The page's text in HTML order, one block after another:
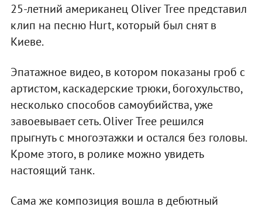
25-летний американец Oliver Tree представил
клип на песню Hurt, который был снят в
Киеве.
Эпатажное видео, в котором показаны гроб с
артистом, каскадерские трюки, богохульство,
несколько способов самоубийства, уже
завоевывает сеть. Oliver Tree решился
прыгнуть с многоэтажки и остался без головы.
Кроме этого, в ролике можно увидеть
настоящий танк.
Сама же композиция вошла в дебютный